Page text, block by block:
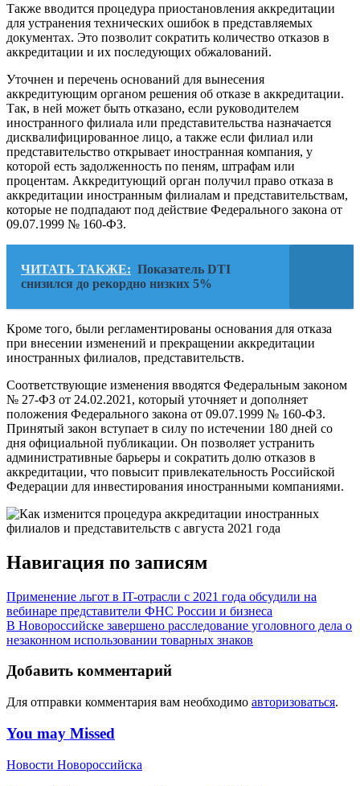
Также вводится процедура приостановления аккредитации
для устранения технических ошибок в представляемых
документах. Это позволит сократить количество отказов в
аккредитации и их последующих обжалований.
Уточнен и перечень оснований для вынесения
аккредитующим органом решения об отказе в аккредитации.
Так, в ней может быть отказано, если руководителем
иностранного филиала или представительства назначается
дисквалифицированное лицо, а также если филиал или
представительство открывает иностранная компания, у
которой есть задолженность по пеням, штрафам или
процентам. Аккредитующий орган получил право отказа в
аккредитации иностранным филиалам и представительствам,
которые не подпадают под действие Федерального закона от
09.07.1999 № 160-ФЗ.
ЧИТАТЬ ТАКЖЕ: Показатель DTI
снизился до рекордно низких 5%
Кроме того, были регламентированы основания для отказа
при внесении изменений и прекращении аккредитации
иностранных филиалов, представительств.
Соответствующие изменения вводятся Федеральным законом
№ 27-ФЗ от 24.02.2021, который уточняет и дополняет
положения Федерального закона от 09.07.1999 № 160-ФЗ.
Принятый закон вступает в силу по истечении 180 дней со
дня официальной публикации. Он позволяет устранить
административные барьеры и сократить долю отказов в
аккредитации, что повысит привлекательность Российской
Федерации для инвестирования иностранными компаниями.
Навигация по записям
Применение льгот в IT-отрасли с 2021 года обсудили на
вебинаре представители ФНС России и бизнеса
В Новороссийске завершено расследование уголовного дела о
незаконном использовании товарных знаков
Добавить комментарий
Для отправки комментария вам необходимо авторизоваться.
You may Missed
Новости Новороссийска